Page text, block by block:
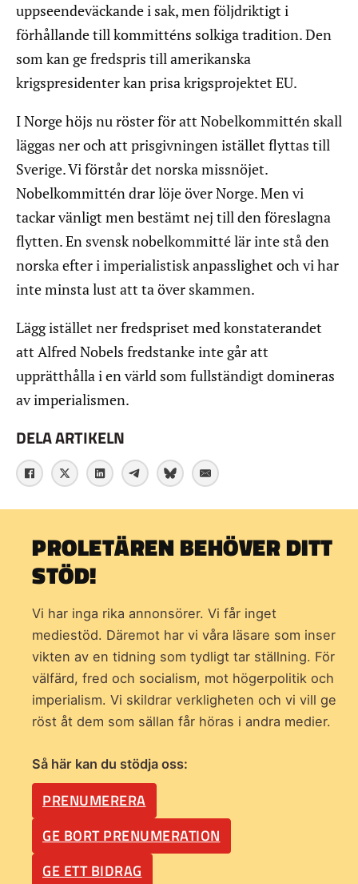
uppseendeväckande i sak, men följdriktigt i
förhållande till kommitténs solkiga tradition. Den
som kan ge fredspris till amerikanska
krigspresidenter kan prisa krigsprojektet EU.
I Norge höjs nu röster för att Nobelkommittén skall
läggas ner och att prisgivningen istället flyttas till
Sverige. Vi förstår det norska missnöjet.
Nobelkommittén drar löje över Norge. Men vi
tackar vänligt men bestämt nej till den föreslagna
flytten. En svensk nobelkommitté lär inte stå den
norska efter i imperialistisk anpasslighet och vi har
inte minsta lust att ta över skammen.
Lägg istället ner fredspriset med konstaterandet
att Alfred Nobels fredstanke inte går att
upprätthålla i en värld som fullständigt domineras
av imperialismen.
DELA ARTIKELN
PROLETÄREN BEHÖVER DITT
STÖD!
Vi har inga rika annonsörer. Vi får inget
mediestöd. Däremot har vi våra läsare som inser
vikten av en tidning som tydligt tar ställning. För
välfärd, fred och socialism, mot högerpolitik och
imperialism. Vi skildrar verkligheten och vi vill ge
röst åt dem som sällan får höras i andra medier.
Så här kan du stödja oss:
PRENUMERERA
GE BORT PRENUMERATION
GE ETT BIDRAG